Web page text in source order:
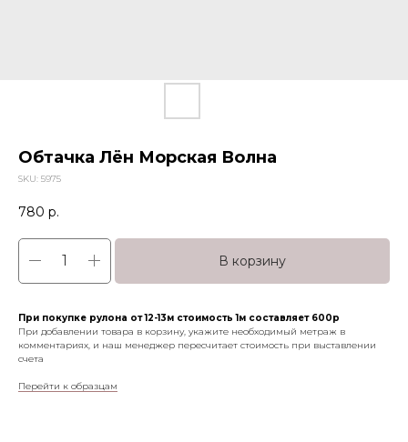
Обтачка Лён Морская Волна
SKU: 5975
780 р.
В корзину
При покупке рулона от 12-13м стоимость 1м составляет 600р
При добавлении товара в корзину, укажите необходимый метраж в
комментариях, и наш менеджер пересчитает стоимость при выставлении
счета
Перейти к образцам